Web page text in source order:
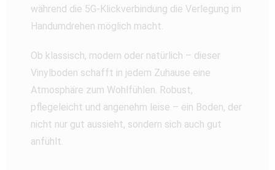
während die 5G-Klickverbindung die Verlegung im
Handumdrehen möglich macht.
Ob klassisch, modern oder natürlich – dieser
Vinylboden schafft in jedem Zuhause eine
Atmosphäre zum Wohlfühlen. Robust,
pflegeleicht und angenehm leise – ein Boden, der
nicht nur gut aussieht, sondern sich auch gut
anfühlt.